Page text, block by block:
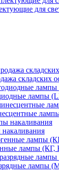
для
складских
лампы
лампы